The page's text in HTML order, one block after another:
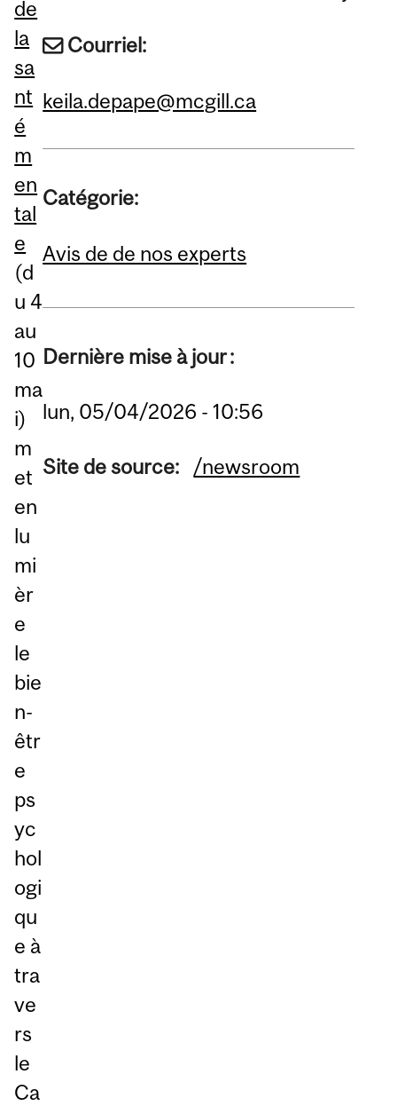
de
la
sa
nt
é
m
en
tal
e
(d
u 4
au
10
ma
i)
m
et
en
lu
mi
èr
e
le
bie
n-
êtr
e
ps
yc
hol
ogi
qu
e à
tra
ve
rs
le
Ca
Courriel:
keila.depape@mcgill.ca
Catégorie:
Avis de de nos experts
Dernière mise à jour :
lun, 05/04/2026 - 10:56
Site de source: /newsroom